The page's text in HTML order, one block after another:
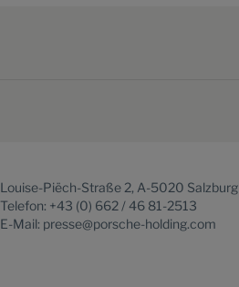
Louise-Piëch-Straße 2, A-5020 Salzburg
Telefon: +43 (0) 662 / 46 81-2513
E-Mail: presse@porsche-holding.com